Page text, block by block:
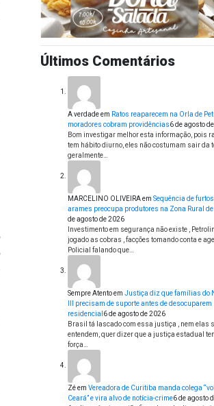
Últimos Comentários
A verdadeem Ratos reaparecem na Orla de
moradores cobram providências6 de agosto
Bom investigar melhor esta informação, pois
tem hábito diurno, eles não costumam sair da
geralmente…
MARCELINO OLIVEIRAem Sequência de
arames preocupa produtores na Zona Rural
de agosto de 2026
Investimento em segurança não existe ,
jogado as cobras , facções tomando conta e
Policial falando que…
Sempre Atentoem Justiça diz que famílias do
III precisam de suporte antes de desocuparem
residencial 6 de agosto de 2026
Brasil tá lascado com essa justiça , nem elas
entendem, quer dizer que a justiça estadual
força…
Zéem Vereadora de Curitiba manda colega
Ceará” e vira alvo de notícia-crime6 de agosto